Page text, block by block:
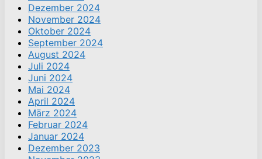
Dezember 2024
November 2024
Oktober 2024
September 2024
August 2024
Juli 2024
Juni 2024
Mai 2024
April 2024
März 2024
Februar 2024
Januar 2024
Dezember 2023